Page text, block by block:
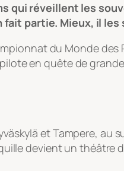
qui réveillent les
partie. Mieux, il les
du Monde des
en quête de
et Tampere, au
devient un théâtre